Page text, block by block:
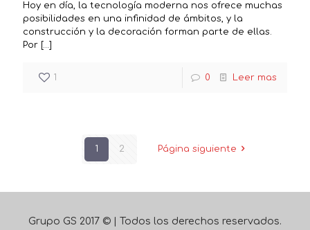
Hoy en día, la tecnología moderna nos ofrece muchas
posibilidades en una infinidad de ámbitos, y la
construcción y la decoración forman parte de ellas.
Por […]
1 0 Leer mas
1 2 Página siguiente
Grupo GS 2017 © | Todos los derechos reservados.